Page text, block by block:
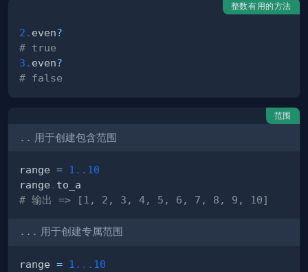
整数有用的方法
2. even?
# true
3. even?
# false
范围
.. 用于创建包含范围
range = 1. .10
range .
# 输出 => [1, 2, 3, 4, 5, 6, 7, 8, 9, 10]
... 用于创建专属范围
range = 1. . .10